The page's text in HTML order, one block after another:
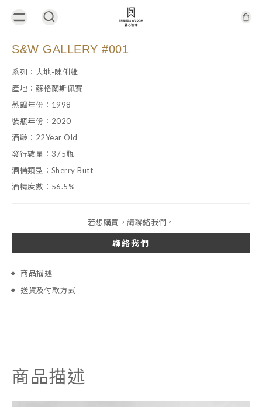
S&W GALLERY #001
系列：大地-陳俐維
產地：蘇格蘭斯佩賽
蒸餾年份：1998
裝瓶年份：2020
酒齡：22Year Old
發行數量：375瓶
酒桶類型：Sherry Butt
酒精度數：56.5%
若想購買，請聯絡我們。
聯絡我們
商品描述
送貨及付款方式
商品描述